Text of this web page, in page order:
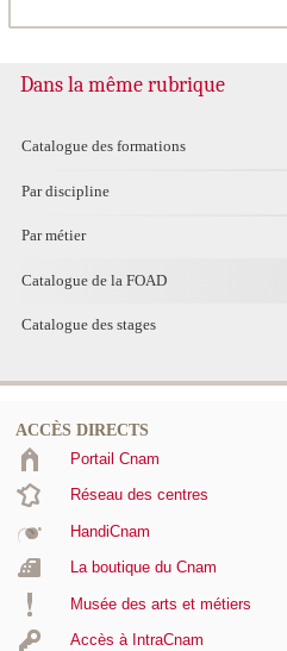
Dans la même rubrique
Catalogue des formations
Par discipline
Par métier
Catalogue de la FOAD
Catalogue des stages
ACCÈS DIRECTS
Portail Cnam
Réseau des centres
HandiCnam
La boutique du Cnam
Musée des arts et métiers
Accès à IntraCnam